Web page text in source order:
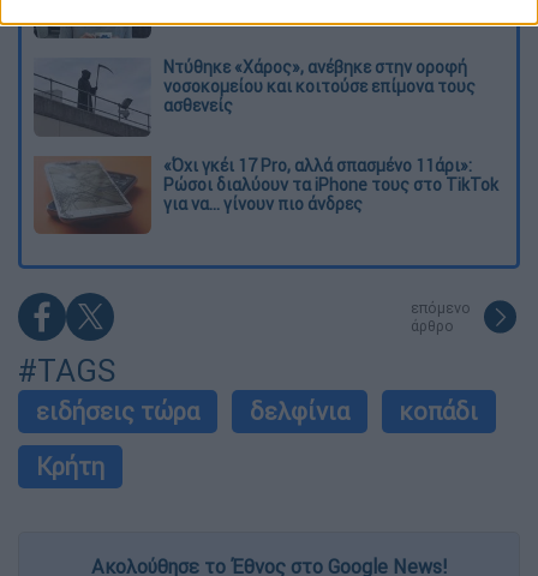
Ντύθηκε «Χάρος», ανέβηκε στην οροφή
νοσοκομείου και κοιτούσε επίμονα τους
ασθενείς
«Όχι γκέι 17 Pro, αλλά σπασμένο 11άρι»:
Ρώσοι διαλύουν τα iPhone τους στο TikTok
για να... γίνουν πιο άνδρες
επόμενο
άρθρο
#TAGS
ειδήσεις τώρα δελφίνια
κοπάδι
Κρήτη
Ακολούθησε το Έθνος στο Google News!